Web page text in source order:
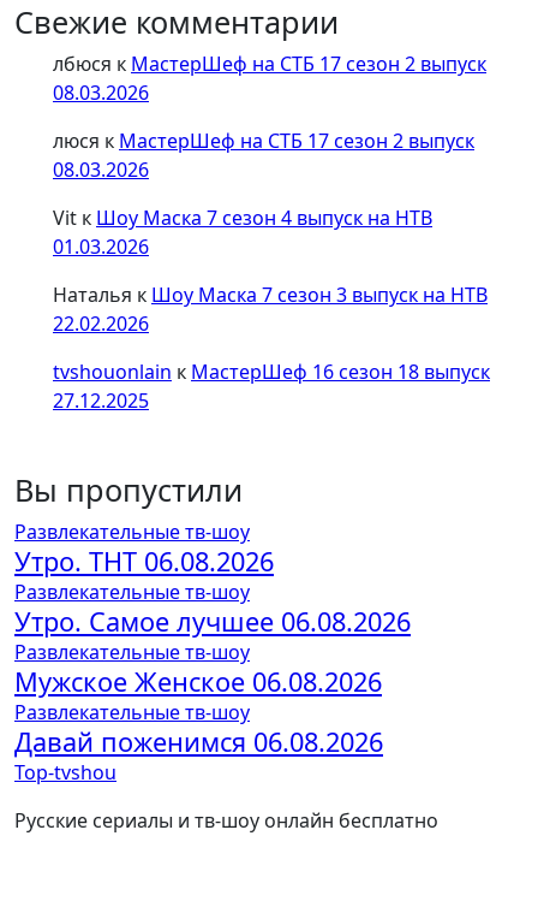
Свежие комментарии
лбюся к МастерШеф на СТБ 17 сезон 2 выпуск
08.03.2026
люся к МастерШеф на СТБ 17 сезон 2 выпуск
08.03.2026
Vit к Шоу Маска 7 сезон 4 выпуск на НТВ
01.03.2026
Наталья к Шоу Маска 7 сезон 3 выпуск на НТВ
22.02.2026
tvshouonlain к МастерШеф 16 сезон 18 выпуск
27.12.2025
Вы пропустили
Развлекательные тв-шоу
Утро. ТНТ 06.08.2026
Развлекательные тв-шоу
Утро. Самое лучшее 06.08.2026
Развлекательные тв-шоу
Мужское Женское 06.08.2026
Развлекательные тв-шоу
Давай поженимся 06.08.2026
Top-tvshou
Русские сериалы и тв-шоу онлайн бесплатно